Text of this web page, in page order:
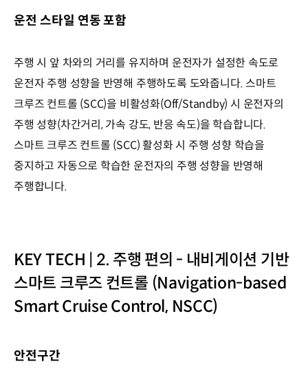
운전 스타일 연동 포함
주행 시 앞 차와의 거리를 유지하며 운전자가 설정한 속도로
운전자 주행 성향을 반영해 주행하도록 도와줍니다. 스마트
크루즈 컨트롤 (SCC)을 비활성화(Off/Standby) 시 운전자의
주행 성향(차간거리, 가속 강도, 반응 속도)을 학습합니다.
스마트 크루즈 컨트롤 (SCC) 활성화 시 주행 성향 학습을
중지하고 자동으로 학습한 운전자의 주행 성향을 반영해
주행합니다.
KEY TECH | 2. 주행 편의 - 내비게이션 기반
스마트 크루즈 컨트롤 (Navigation-based
Smart Cruise Control, NSCC)
안전구간